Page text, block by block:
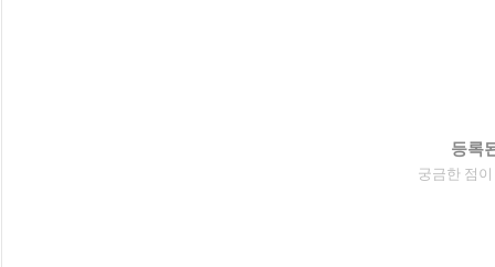
등록
궁금한 점